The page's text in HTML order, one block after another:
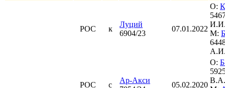
РОС к
Луций
6904/23
07.01.2022
О:
М:
РОС с
Ар-Акси
05.02.2020
О:
В.А.